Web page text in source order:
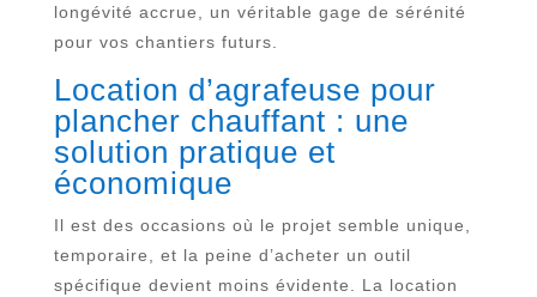
longévité accrue, un véritable gage de sérénité
pour vos chantiers futurs.
Location d’agrafeuse pour
plancher chauffant : une
solution pratique et
économique
Il est des occasions où le projet semble unique,
temporaire, et la peine d’acheter un outil
spécifique devient moins évidente. La location